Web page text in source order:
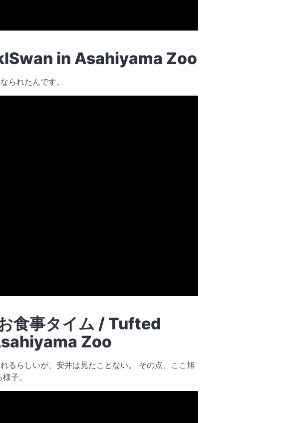
in Asahiyama Zoo
られたんです。
食事タイム / Tufted
Zoo
るらしいが、安井は見たことない。 その点、ここ旭
子。